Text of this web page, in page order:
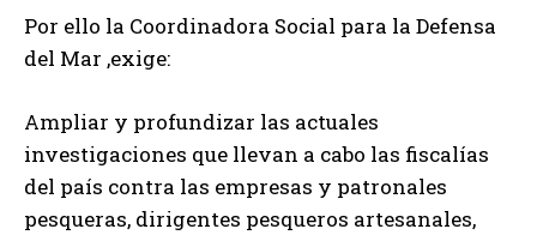
Por ello la Coordinadora Social para la Defensa
del Mar ,exige:
Ampliar y profundizar las actuales
investigaciones que llevan a cabo las fiscalías
del país contra las empresas y patronales
pesqueras, dirigentes pesqueros artesanales,